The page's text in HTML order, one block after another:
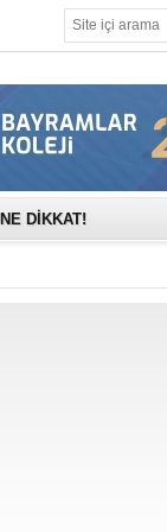
anlamlı
DİKKAT!